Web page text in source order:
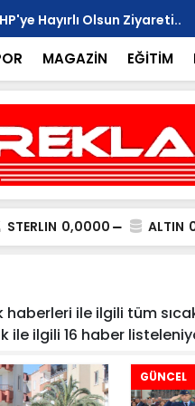
Hayırlı Olsun Ziyareti..
MAGAZİN EĞİTİM
STERLIN 0,0000 ALTIN
ile ilgili tüm
ile ilgili 16 haber
GÜNCEL